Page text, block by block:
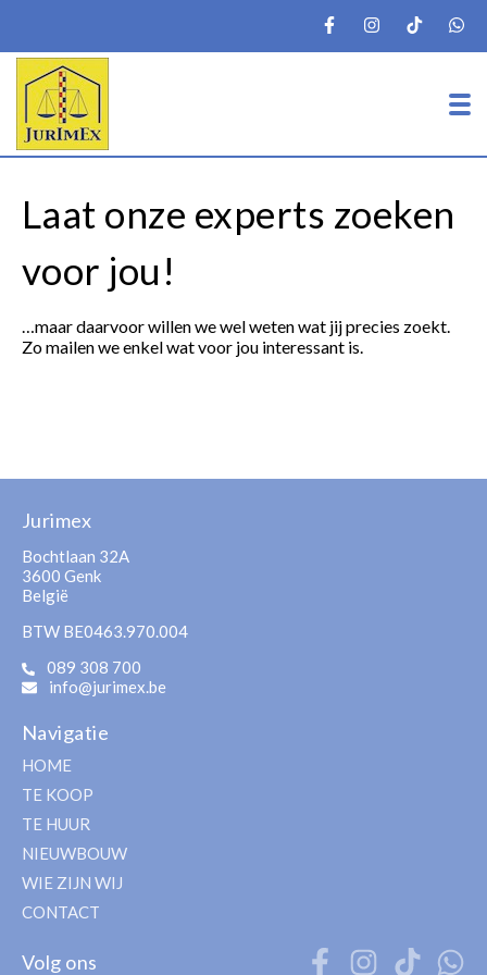
Laat onze experts zoeken
voor jou!
…maar daarvoor willen we wel weten wat jij precies zoekt.
Zo mailen we enkel wat voor jou interessant is.
Jurimex
Bochtlaan 32A
3600 Genk
België
BTW BE0463.970.004
089 308 700
info@jurimex.be
Navigatie
HOME
TE KOOP
TE HUUR
NIEUWBOUW
WIE ZIJN WIJ
CONTACT
Volg ons